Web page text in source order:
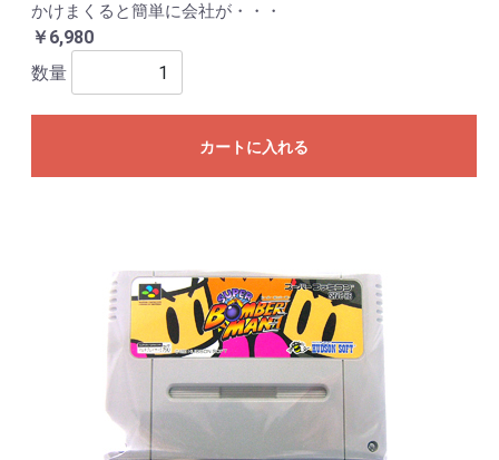
かけまくると簡単に会社が・・・
￥6,980
数量
カートに入れる